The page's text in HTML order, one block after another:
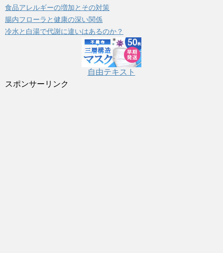
食品アレルギーの増加とその対策
腸内フローラと健康の深い関係
冷水と白湯で代謝に違いはあるのか？
自由テキスト
スポンサーリンク